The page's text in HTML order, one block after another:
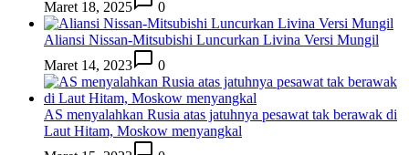
Maret 18, 2025
0
Aliansi Nissan-Mitsubishi Luncurkan Livina Versi Mungil
Maret 14, 2023
0
AS menyalahkan Rusia atas jatuhnya pesawat tak berawak di
Laut Hitam, Moskow menyangkal